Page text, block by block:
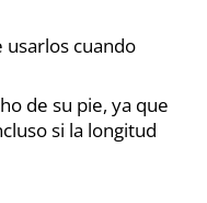
usarlos cuando
de su pie, ya que
si la longitud